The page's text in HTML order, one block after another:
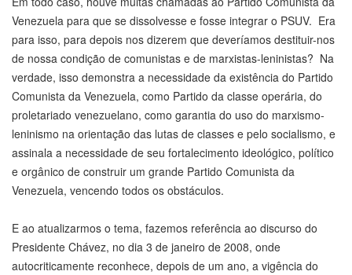
Venezuela para que se dissolvesse e fosse integrar o PSUV. Era
para isso, para depois nos dizerem que deveríamos destituir-nos
de nossa condição de comunistas e de marxistas-leninistas? Na
verdade, isso demonstra a necessidade da existência do Partido
Comunista da Venezuela, como Partido da classe operária, do
proletariado venezuelano, como garantia do uso do marxismo-
leninismo na orientação das lutas de classes e pelo socialismo, e
assinala a necessidade de seu fortalecimento ideológico, político
e orgânico de construir um grande Partido Comunista da
Venezuela, vencendo todos os obstáculos.
E ao atualizarmos o tema, fazemos referência ao discurso do
Presidente Chávez, no dia 3 de janeiro de 2008, onde
autocriticamente reconhece, depois de um ano, a vigência do